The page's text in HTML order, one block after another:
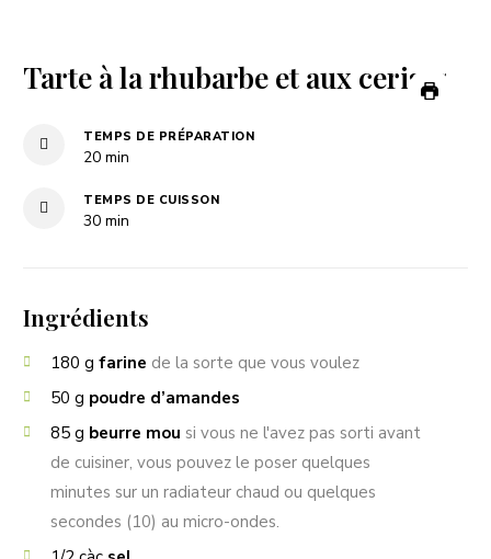
Tarte à la rhubarbe et aux cerises
TEMPS DE PRÉPARATION
20minutes
min
TEMPS DE CUISSON
30minutes
min
Ingrédients
180 g farine de la sorte que vous voulez
50 g poudre d’amandes
85 g beurre mou si vous ne l'avez pas sorti avant
de cuisiner, vous pouvez le poser quelques
minutes sur un radiateur chaud ou quelques
secondes (10) au micro-ondes.